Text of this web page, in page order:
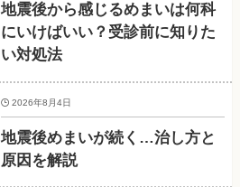
地震後から感じるめまいは何科
にいけばいい？受診前に知りた
い対処法
地震後めまいが続く…治し方と
原因を解説
2026年8月4日